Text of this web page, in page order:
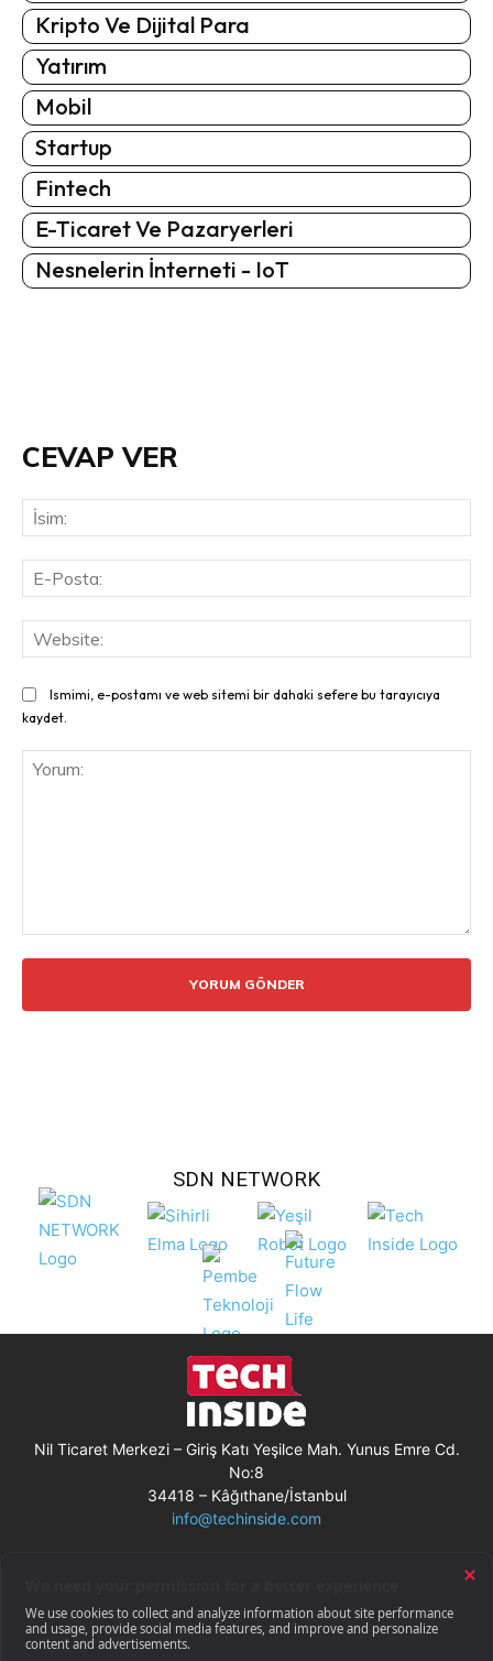
Kripto Ve Dijital Para
Yatırım
Mobil
Startup
Fintech
E-Ticaret Ve Pazaryerleri
Nesnelerin İnterneti - IoT
CEVAP VER
Ismimi, e-postamı ve web sitemi bir dahaki sefere bu tarayıcıya
kaydet.
SDN NETWORK
Nil Ticaret Merkezi – Giriş Katı Yeşilce Mah. Yunus Emre Cd.
No:8
34418 – Kâğıthane/İstanbul
info@techinside.com
Gizlilik Bildirimi
RSS